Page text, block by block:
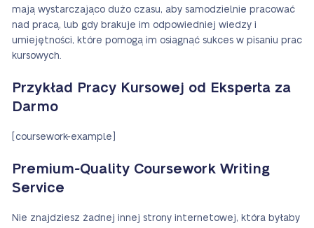
mają wystarczająco dużo czasu, aby samodzielnie pracować
nad pracą, lub gdy brakuje im odpowiedniej wiedzy i
umiejętności, które pomogą im osiągnąć sukces w pisaniu prac
kursowych.
Przykład Pracy Kursowej od Eksperta za
Darmo
[coursework-example]
Premium-Quality Coursework Writing
Service
Nie znajdziesz żadnej innej strony internetowej, która byłaby